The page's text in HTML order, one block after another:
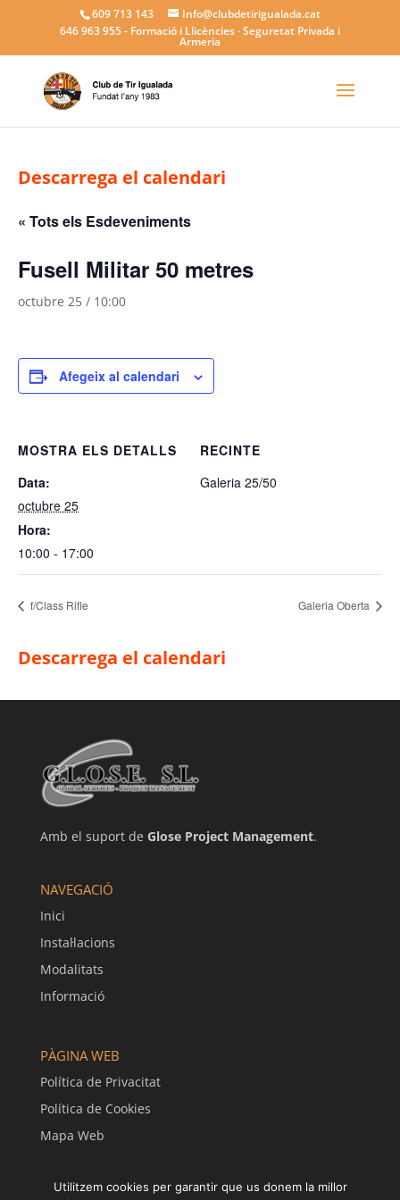
609 713 143
Info@clubdetirigualada.cat
646 963 955- Formació i Llicències · Seguretat Privada i
Armeria
Descarrega el calendari
« Tots els Esdeveniments
Fusell Militar 50 metres
octubre 25 / 10:00
Afegeix al calendari
MOSTRA ELS DETALLS
Data:
octubre 25
Hora:
10:00 - 17:00
RECINTE
Galeria 25/50
f/Class Rifle Galeria Oberta
Descarrega el calendari
Amb el suport de Glose Project Management.
NAVEGACIÓ
Inici
Instal·lacions
Modalitats
Informació
PÀGINA WEB
Política de Privacitat
Política de Cookies
Mapa Web
Utilitzem cookies per garantir que us donem la millor